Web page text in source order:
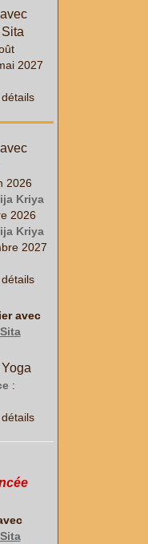
2027
2026
Kriya
2026
Kriya
2027
avec
: